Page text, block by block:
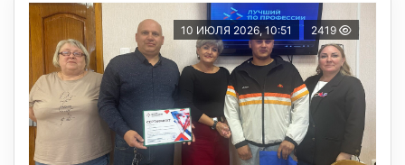
10 ИЮЛЯ 2026, 10:51 2419